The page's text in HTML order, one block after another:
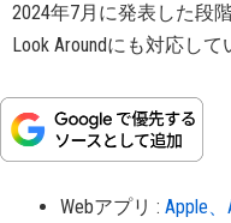
2024年7月に発表した段
Look Aroundにも対応して
Webアプリ : Apple